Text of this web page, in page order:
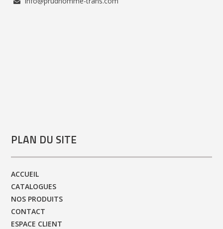
PLAN DU SITE
ACCUEIL
CATALOGUES
NOS PRODUITS
CONTACT
ESPACE CLIENT